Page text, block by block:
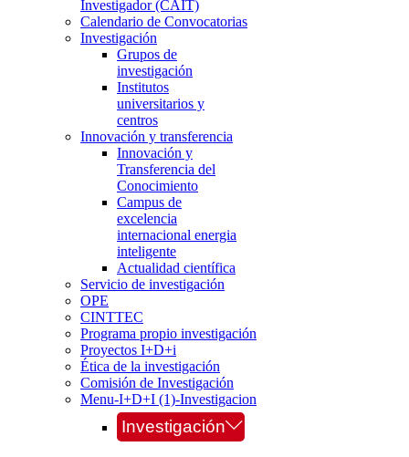
Investigador (CAIT)
Calendario de Convocatorias
Investigación
Grupos de
investigación
Institutos
universitarios y
centros
Innovación y transferencia
Innovación y
Transferencia del
Conocimiento
Campus de
excelencia
internacional energia
inteligente
Actualidad científica
Servicio de investigación
OPE
CINTTEC
Programa propio investigación
Proyectos I+D+i
Ética de la investigación
Comisión de Investigación
Menu-I+D+I (1)-Investigacion
Investigación